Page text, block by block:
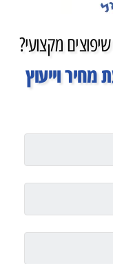
מקצועי?
וייעוץ